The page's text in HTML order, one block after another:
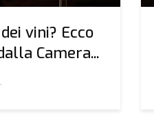
vini? Ecco
Camera...